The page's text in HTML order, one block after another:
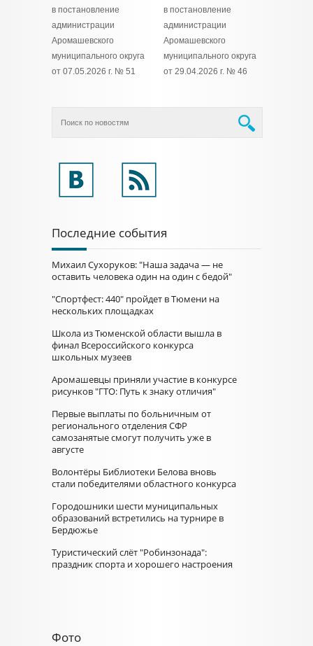
в постановление
администрации
Аромашевского
муниципального округа
от 07.05.2026 г. № 51
в постановление
администрации
Аромашевского
муниципального округа
от 29.04.2026 г. № 46
Последние события
Михаил Сухоруков: "Наша задача — не
оставить человека один на один с бедой"
"Спортфест: 440" пройдет в Тюмени на
нескольких площадках
Школа из Тюменской области вышла в
финал Всероссийского конкурса
школьных музеев
Аромашевцы приняли участие в конкурсе
рисунков "ГТО: Путь к знаку отличия"
Первые выплаты по больничным от
регионального отделения СФР
самозанятые смогут получить уже в
августе
Волонтёры Библиотеки Белова вновь
стали победителями областного конкурса
Городошники шести муниципальных
образований встретились на турнире в
Бердюжье
Туристический слёт "Робинзонада":
праздник спорта и хорошего настроения
Фото